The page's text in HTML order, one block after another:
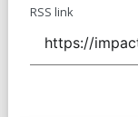
RSS link